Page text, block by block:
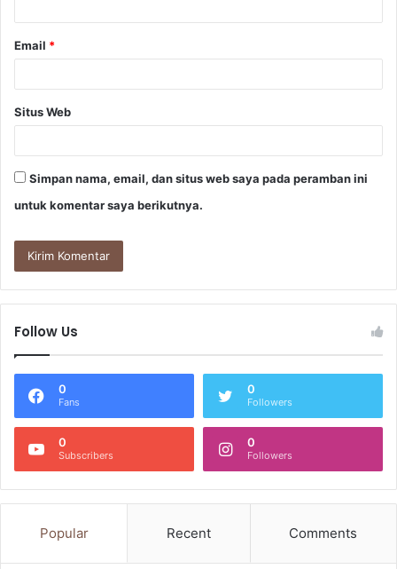
Email *
Situs Web
Simpan nama, email, dan situs web saya pada peramban ini
untuk komentar saya berikutnya.
Follow Us
0
Fans
0
Followers
0
Subscribers
0
Followers
Popular Recent Comments